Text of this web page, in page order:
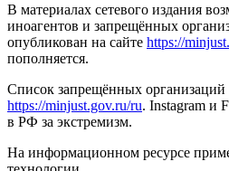
В материалах сетевого издания
иноагентов и запрещённых
опубликован на сайте https://
пополняется.
Список запрещённых организаций
https://minjust.gov.ru/ru. Instagram и
в РФ за экстремизм.
На информационном ресурсе